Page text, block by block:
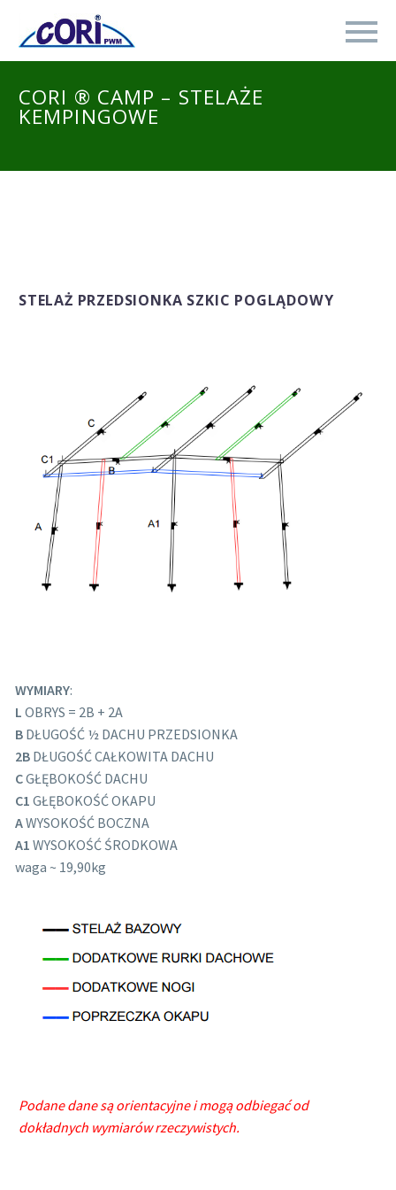
CORI ® CAMP – STELAŻE
KEMPINGOWE
STELAŻ PRZEDSIONKA SZKIC POGLĄDOWY
WYMIARY:
L OBRYS = 2B + 2A
B DŁUGOŚĆ ½ DACHU PRZEDSIONKA
2B DŁUGOŚĆ CAŁKOWITA DACHU
CGŁĘBOKOŚĆ DACHU
C1 GŁĘBOKOŚĆ OKAPU
AWYSOKOŚĆ BOCZNA
A1 WYSOKOŚĆ ŚRODKOWA
waga ~ 19,90kg
Podane dane są orientacyjne i mogą odbiegać od
dokładnych wymiarów rzeczywistych.